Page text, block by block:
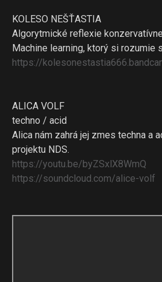
KOLESO NEŠŤASTIA
Algorytmické reflexie
Machine learning, ktorý si rozumie
https://kolesonestastia666.
ALICA VOLF
techno / acid
Alica nám zahrá jej zmes techna a
projektu NDS.
https://youtu.be/byZSxlX8WmQ
https://soundcloud.com/alice-volf